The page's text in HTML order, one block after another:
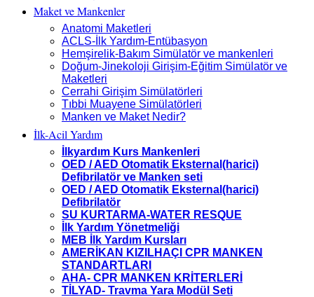
Maket ve Mankenler
Anatomi Maketleri
ACLS-İlk Yardım-Entübasyon
Hemşirelik-Bakım Simülatör ve mankenleri
Doğum-Jinekoloji Girişim-Eğitim Simülatör ve
Maketleri
Cerrahi Girişim Simülatörleri
Tıbbi Muayene Simülatörleri
Manken ve Maket Nedir?
İlk-Acil Yardım
İlkyardım Kurs Mankenleri
OED / AED Otomatik Eksternal(harici)
Defibrilatör ve Manken seti
OED / AED Otomatik Eksternal(harici)
Defibrilatör
SU KURTARMA-WATER RESQUE
İlk Yardım Yönetmeliği
MEB İlk Yardım Kursları
AMERİKAN KIZILHAÇI CPR MANKEN
STANDARTLARI
AHA- CPR MANKEN KRİTERLERİ
TİLYAD- Travma Yara Modül Seti